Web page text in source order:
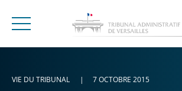
Menu
VIE DU TRIBUNAL 7 OCTOBRE 2015